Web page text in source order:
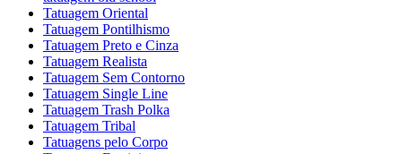
Tatuagem Oriental
Tatuagem Pontilhismo
Tatuagem Preto e Cinza
Tatuagem Realista
Tatuagem Sem Contorno
Tatuagem Single Line
Tatuagem Trash Polka
Tatuagem Tribal
Tatuagens pelo Corpo